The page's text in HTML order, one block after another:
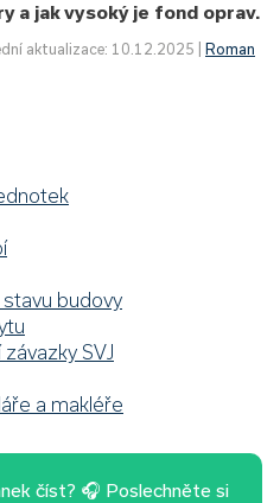
a jak vysoký je fond oprav.
aktualizace: 10.12.2025 |
Roman
budovy
SVJ
a makléře
číst? 🎧 Poslechněte si